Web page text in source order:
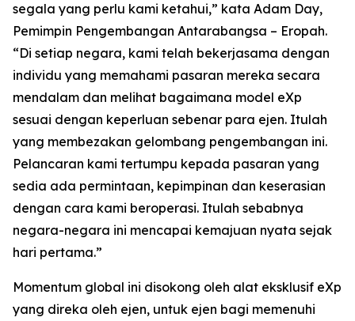
segala yang perlu kami ketahui,” kata Adam Day,
Pemimpin Pengembangan Antarabangsa – Eropah.
“Di setiap negara, kami telah bekerjasama dengan
individu yang memahami pasaran mereka secara
mendalam dan melihat bagaimana model eXp
sesuai dengan keperluan sebenar para ejen. Itulah
yang membezakan gelombang pengembangan ini.
Pelancaran kami tertumpu kepada pasaran yang
sedia ada permintaan, kepimpinan dan keserasian
dengan cara kami beroperasi. Itulah sebabnya
negara-negara ini mencapai kemajuan nyata sejak
hari pertama.”
Momentum global ini disokong oleh alat eksklusif eXp
yang direka oleh ejen, untuk ejen bagi memenuhi